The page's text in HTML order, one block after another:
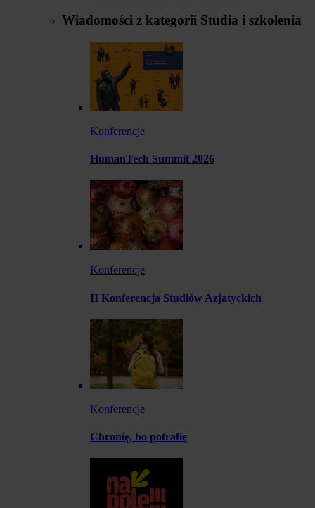
Wiadomości z kategorii Studia i szkolenia
Konferencje
HumanTech Summit 2026
Konferencje
II Konferencja Studiów Azjatyckich
Konferencje
Chronię, bo potrafię